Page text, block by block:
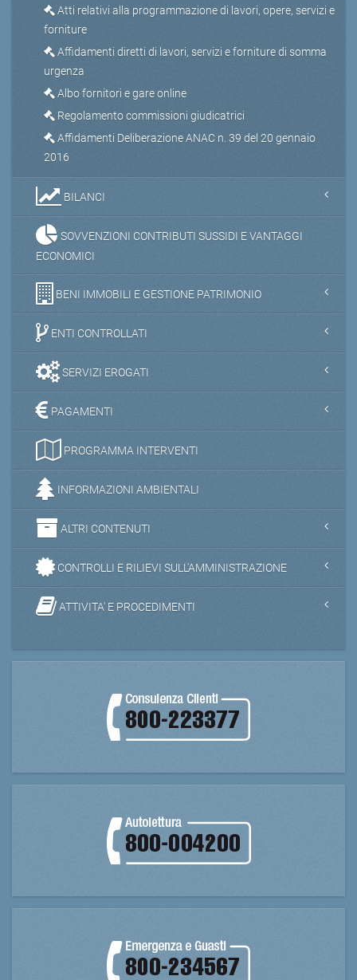
Atti relativi alla programmazione di lavori, opere, servizi e
forniture
Affidamenti diretti di lavori, servizi e forniture di somma
urgenza
Albo fornitori e gare online
Regolamento commissioni giudicatrici
Affidamenti Deliberazione ANAC n. 39 del 20 gennaio
2016
BILANCI
SOVVENZIONI CONTRIBUTI SUSSIDI E VANTAGGI
ECONOMICI
BENI IMMOBILI E GESTIONE PATRIMONIO
ENTI CONTROLLATI
SERVIZI EROGATI
PAGAMENTI
PROGRAMMA INTERVENTI
INFORMAZIONI AMBIENTALI
ALTRI CONTENUTI
CONTROLLI E RILIEVI SULL'AMMINISTRAZIONE
ATTIVITA' E PROCEDIMENTI